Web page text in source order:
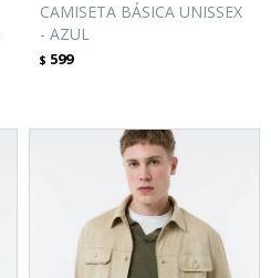
CAMISETA BÁSICA UNISSEX
- AZUL
$ 599